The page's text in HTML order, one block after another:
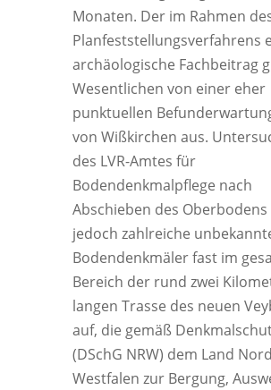
Monaten. Der im Rahmen
Planfeststellungsverfahrens
archäologische Fachbeitrag
Wesentlichen von einer eher
punktuellen
von Wißkirchen aus.
des LVR-Amtes für
Bodendenkmalpflege nach
Abschieben des
jedoch zahlreiche
Bodendenkmäler fast im
Bereich der rund zwei
langen Trasse des neuen
auf, die gemäß
(DSchG NRW) dem Land
Westfalen zur Bergung,